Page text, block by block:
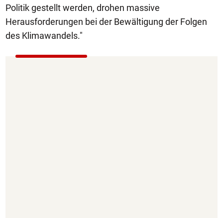
Politik gestellt werden, drohen massive
Herausforderungen bei der Bewältigung der Folgen
des Klimawandels."